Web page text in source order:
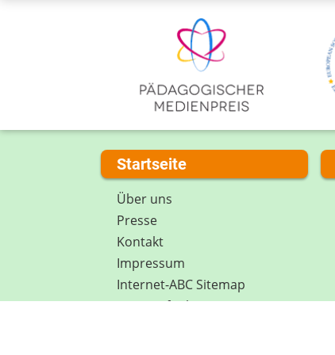
Startseite
Über uns
Presse
Kontakt
Impressum
Internet-ABC Sitemap
Barrierefreiheit